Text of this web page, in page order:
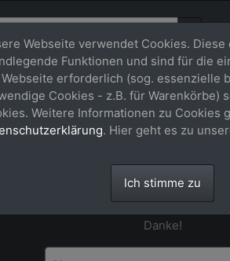
Anmeldung
Für eine Bestellung in unserem
dem Check-out-Vorgang über
Danke!
Webseite verwendet Cookies. Diese
Funktionen und sind für die
erforderlich (sog. essenzielle
Cookies - z.B. für Warenkörbe)
Weitere Informationen zu Cookies
. Hier geht es zu
Ich stimme zu